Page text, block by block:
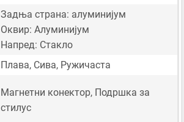
Задња страна: алуминијум
Оквир: Алуминијум
Напред: Стакло
Плава, Сива, Ружичаста
Магнетни конектор, Подршка за
стилус